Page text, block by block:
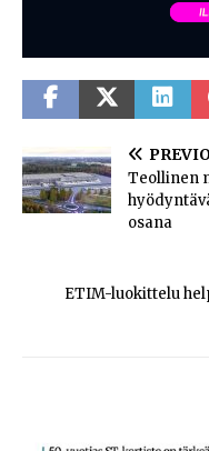
Teollinen
osana
ETIM-luokittelu